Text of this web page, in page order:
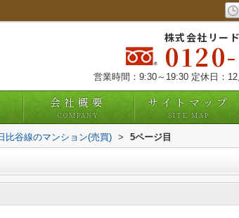
株式会社リー
営業時間：9:30～19:30 定休日：
会社概要
COMPANY
サイトマップ
SITE MAP
比谷線のマンション(売買) > 5ページ目